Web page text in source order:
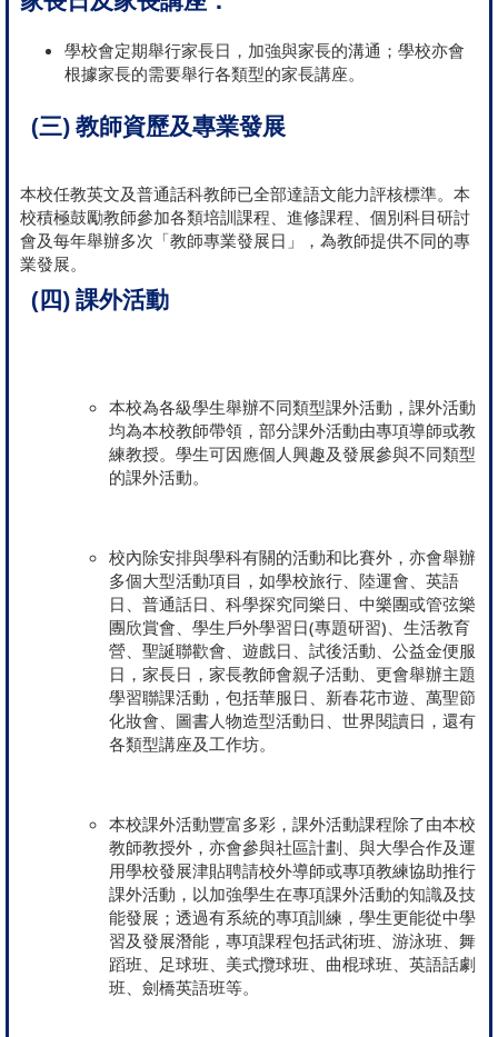
學校會定期舉行家長日，加強與家長的溝通；學校亦會
根據家長的需要舉行各類型的家長講座。
(三) 教師資歷及專業發展
本校任教英文及普通話科教師已全部達語文能力評核標準。本
校積極鼓勵教師參加各類培訓課程、進修課程、個別科目研討
會及每年舉辦多次「教師專業發展日」，為教師提供不同的專
業發展。
(四) 課外活動
本校為各級學生舉辦不同類型課外活動，課外活動
均為本校教師帶領，部分課外活動由專項導師或教
練教授。學生可因應個人興趣及發展參與不同類型
的課外活動。
校內除安排與學科有關的活動和比賽外，亦會舉辦
多個大型活動項目，如學校旅行、陸運會、英語
日、普通話日、科學探究同樂日、中樂團或管弦樂
團欣賞會、學生戶外學習日(專題研習)、生活教育
營、聖誕聯歡會、遊戲日、試後活動、公益金便服
日，家長日，家長教師會親子活動、更會舉辦主題
學習聯課活動，包括華服日、新春花市遊、萬聖節
化妝會、圖書人物造型活動日、世界閱讀日，還有
各類型講座及工作坊。
本校課外活動豐富多彩，課外活動課程除了由本校
教師教授外，亦會參與社區計劃、與大學合作及運
用學校發展津貼聘請校外導師或專項教練協助推行
課外活動，以加強學生在專項課外活動的知識及技
能發展；透過有系統的專項訓練，學生更能從中學
習及發展潛能，專項課程包括武術班、游泳班、舞
蹈班、足球班、美式攬球班、曲棍球班、英語話劇
班、劍橋英語班等。